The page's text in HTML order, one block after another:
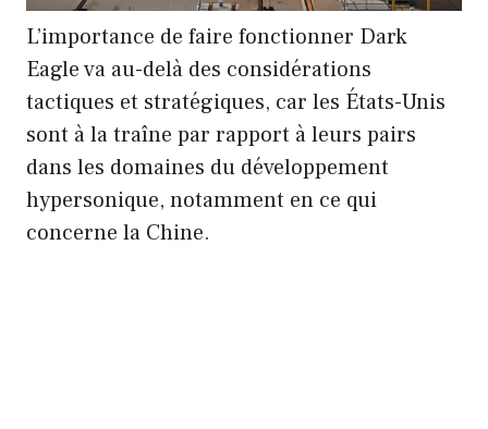
L’importance de faire fonctionner Dark
Eagle va au-delà des considérations
tactiques et stratégiques, car les États-Unis
sont à la traîne par rapport à leurs pairs
dans les domaines du développement
hypersonique, notamment en ce qui
concerne la Chine.